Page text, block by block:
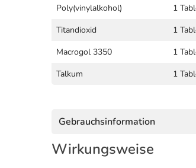
Poly(vinylalkohol)
1
Titandioxid
1
Macrogol 3350
1
Talkum
1
Gebrauchsinformation
Wirkungsweise